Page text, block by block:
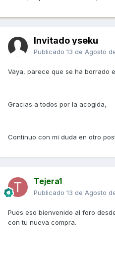
Invitado yseku
Publicado 13 de Agosto
Vaya, parece que se ha borrado
Gracias a todos por la acogida,
Continuo con mi duda en otro
Tejera1
Publicado 13 de Agosto
Pues eso bienvenido al foro
con tu nueva compra.